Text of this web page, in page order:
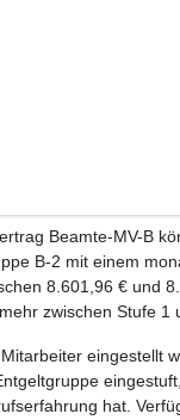
Beamte-MV-B
B-2 mit einem
8.601,96 € und
zwischen Stufe 1
eingestellt
hat.